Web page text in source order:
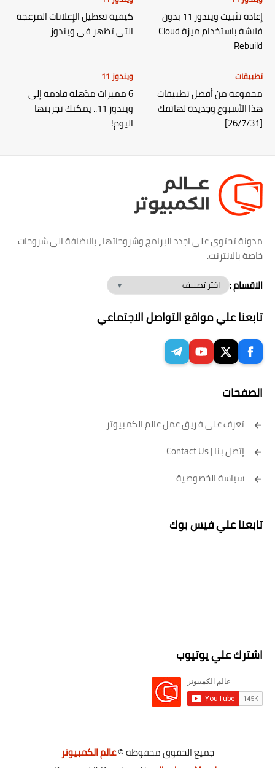
إعادة تثبيت ويندوز 11 بدون
فلاشة باستخدام ميزة Cloud
Rebuild
كيفية تعطيل الإعلانات المزعجة
التي تظهر في ويندوز
تطبيقات
مجموعة من أفضل تطبيقات
هذا الأسبوع وجديدة لهاتفك
[26/7/31]
ويندوز 11
6 مميزات مذهلة قادمة إلى
ويندوز 11.. يمكنك تجربتها
اليوم!
مدونة تحتوي علي اجدد البرامج وشروحاتها ، بالاضافة الي شروحات
خاصة بالانترنت.
الاقسام :
تابعنا علي مواقع التواصل الاجتماعي
الصفحات
تعرف على فريق عمل عالم الكمبيوتر
إتصل بنا | Contact Us
سياسة الخصوصية
تابعنا علي فيس بوك
اشترك علي يوتيوب
جميع الحقوق محفوظة ©عالم الكمبيوتر